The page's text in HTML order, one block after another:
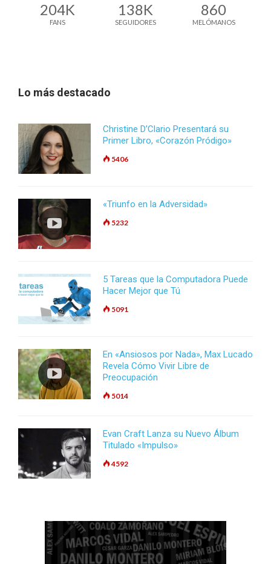
204K
FANS
138K
SEGUIDORES
860
MELÓMANOS
Lo más destacado
Christine D’Clario Presentará su
Primer Libro, «Corazón Pródigo»
5406
«Triunfo en la Adversidad»
5232
5 Tareas que la Computadora Puede
Hacer Mejor que Tú
5091
En «Ansiosos por Nada», Max Lucado
Revela Cómo Vivir Libre de
Preocupación
5014
Evan Craft Lanza su Nuevo Álbum
Titulado «Impulso»
4592